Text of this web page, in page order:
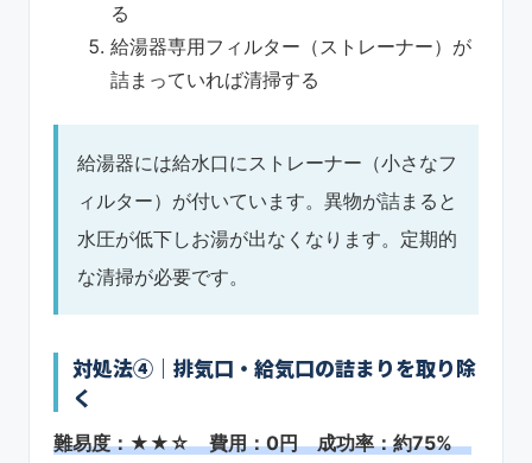
る
給湯器専用フィルター（ストレーナー）が
詰まっていれば清掃する
給湯器には給水口にストレーナー（小さなフ
ィルター）が付いています。異物が詰まると
水圧が低下しお湯が出なくなります。定期的
な清掃が必要です。
対処法④｜排気口・給気口の詰まりを取り除
く
難易度：★★☆ 費用：0円 成功率：約75%